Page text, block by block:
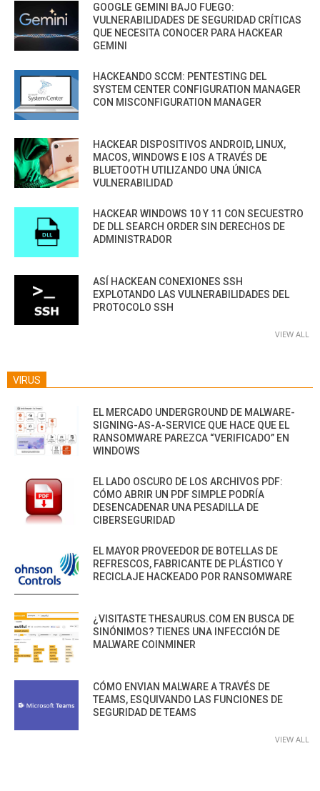
GOOGLE GEMINI BAJO FUEGO:
VULNERABILIDADES DE SEGURIDAD CRÍTICAS
QUE NECESITA CONOCER PARA HACKEAR
GEMINI
HACKEANDO SCCM: PENTESTING DEL
SYSTEM CENTER CONFIGURATION MANAGER
CON MISCONFIGURATION MANAGER
HACKEAR DISPOSITIVOS ANDROID, LINUX,
MACOS, WINDOWS E IOS A TRAVÉS DE
BLUETOOTH UTILIZANDO UNA ÚNICA
VULNERABILIDAD
HACKEAR WINDOWS 10 Y 11 CON SECUESTRO
DE DLL SEARCH ORDER SIN DERECHOS DE
ADMINISTRADOR
ASÍ HACKEAN CONEXIONES SSH
EXPLOTANDO LAS VULNERABILIDADES DEL
PROTOCOLO SSH
VIEW ALL
VIRUS
EL MERCADO UNDERGROUND DE MALWARE-
SIGNING-AS-A-SERVICE QUE HACE QUE EL
RANSOMWARE PAREZCA “VERIFICADO” EN
WINDOWS
EL LADO OSCURO DE LOS ARCHIVOS PDF:
CÓMO ABRIR UN PDF SIMPLE PODRÍA
DESENCADENAR UNA PESADILLA DE
CIBERSEGURIDAD
EL MAYOR PROVEEDOR DE BOTELLAS DE
REFRESCOS, FABRICANTE DE PLÁSTICO Y
RECICLAJE HACKEADO POR RANSOMWARE
¿VISITASTE THESAURUS.COM EN BUSCA DE
SINÓNIMOS? TIENES UNA INFECCIÓN DE
MALWARE COINMINER
CÓMO ENVIAN MALWARE A TRAVÉS DE
TEAMS, ESQUIVANDO LAS FUNCIONES DE
SEGURIDAD DE TEAMS
VIEW ALL